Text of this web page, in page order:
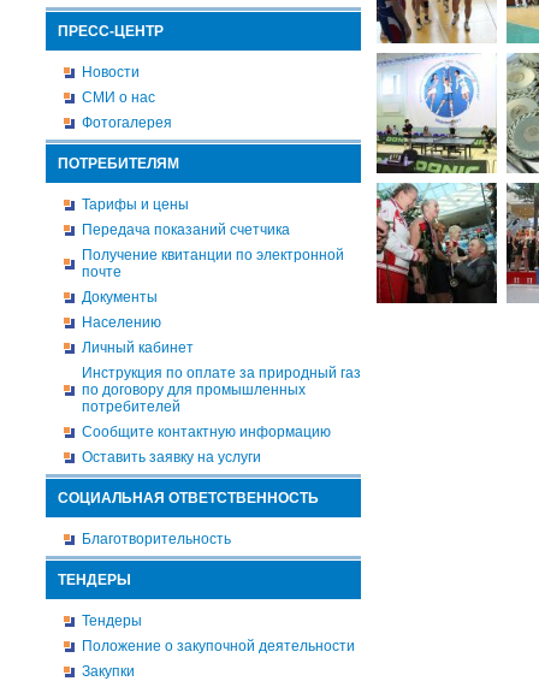
ПРЕСС-ЦЕНТР
Новости
СМИ о нас
Фотогалерея
ПОТРЕБИТЕЛЯМ
Тарифы и цены
Передача показаний счетчика
Получение квитанции по электронной
почте
Документы
Населению
Личный кабинет
Инструкция по оплате за природный газ
по договору для промышленных
потребителей
Сообщите контактную информацию
Оставить заявку на услуги
СОЦИАЛЬНАЯ ОТВЕТСТВЕННОСТЬ
Благотворительность
ТЕНДЕРЫ
Тендеры
Положение о закупочной деятельности
Закупки